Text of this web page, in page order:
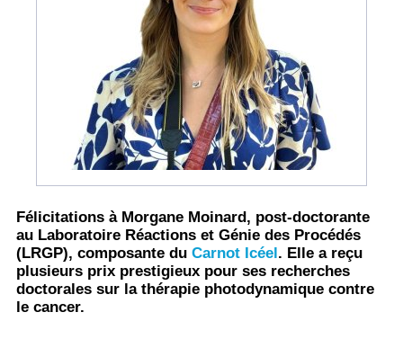
Félicitations à Morgane Moinard, post-doctorante
au Laboratoire Réactions et Génie des Procédés
(LRGP), composante du Carnot Icéel . Elle a reçu
plusieurs prix prestigieux pour ses recherches
doctorales sur la thérapie photodynamique contre
le cancer.